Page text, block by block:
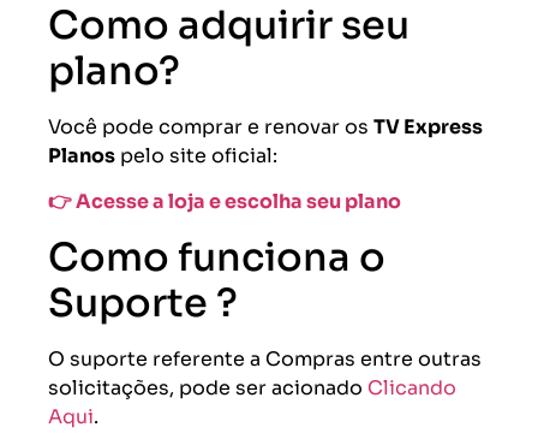
Como adquirir seu
plano?
Você pode comprar e renovar os TV Express
Planos pelo site oficial:
👉 Acesse a loja e escolha seu plano
Como funciona o
Suporte ?
O suporte referente a Compras entre outras
solicitações, pode ser acionado Clicando
Aqui.